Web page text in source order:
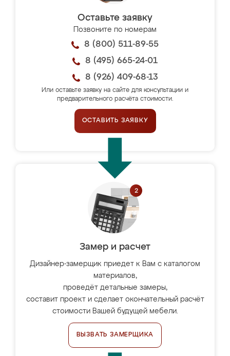
Оставьте заявку
Позвоните по номерам
8 (800) 511-89-55
8 (495) 665-24-01
8 (926) 409-68-13
Или оставьте заявку на сайте для консультации и
предварительного расчёта стоимости.
ОСТАВИТЬ ЗАЯВКУ
Замер и расчет
Дизайнер-замерщик приедет к Вам с каталогом
материалов,
проведёт детальные замеры,
составит проект и сделает окончательный расчёт
стоимости Вашей будущей мебели.
ВЫЗВАТЬ ЗАМЕРЩИКА